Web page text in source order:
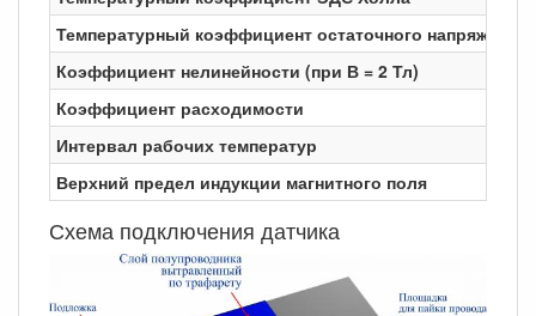
Температурный коэффициент остаточного напряжения
Коэффициент нелинейности (при В = 2 Тл)
Коэффициент расходимости
Интервал рабочих температур
Верхний предел индукции магнитного поля
Схема подключения датчика